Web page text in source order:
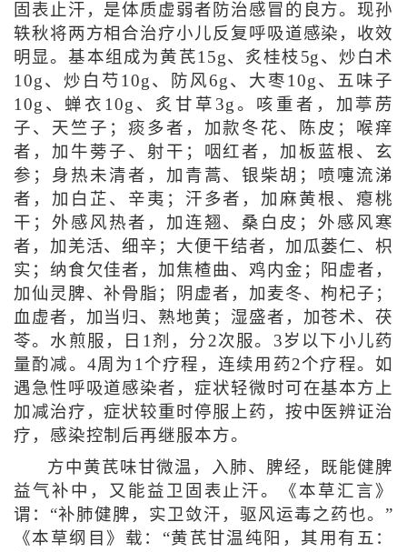
固表止汗，是体质虚弱者防治感冒的良方。现孙
轶秋将两方相合治疗小儿反复呼吸道感染，收效
明显。基本组成为黄芪15g、炙桂枝5g、炒白术
10g、炒白芍10g、防风6g、大枣10g、五味子
10g、蝉衣10g、炙甘草3g。咳重者，加葶苈
子、天竺子；痰多者，加款冬花、陈皮；喉痒
者，加牛蒡子、射干；咽红者，加板蓝根、玄
参；身热未清者，加青蒿、银柴胡；喷嚏流涕
者，加白芷、辛夷；汗多者，加麻黄根、瘪桃
干；外感风热者，加连翘、桑白皮；外感风寒
者，加羌活、细辛；大便干结者，加瓜蒌仁、枳
实；纳食欠佳者，加焦楂曲、鸡内金；阳虚者，
加仙灵脾、补骨脂；阴虚者，加麦冬、枸杞子；
血虚者，加当归、熟地黄；湿盛者，加苍术、茯
苓。水煎服，日1剂，分2次服。3岁以下小儿药
量酌减。4周为1个疗程，连续用药2个疗程。如
遇急性呼吸道感染者，症状轻微时可在基本方上
加减治疗，症状较重时停服上药，按中医辨证治
疗，感染控制后再继服本方。
方中黄芪味甘微温，入肺、脾经，既能健脾
益气补中，又能益卫固表止汗。《本草汇言》
谓：“补肺健脾，实卫敛汗，驱风运毒之药也。”
《本草纲目》载：“黄芪甘温纯阳，其用有五：